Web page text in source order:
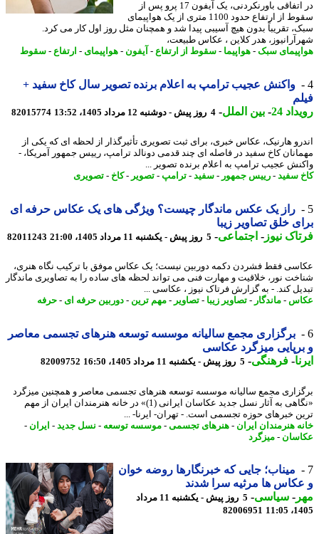
در اتفاقی باورنکردنی، یک آیفون 17 پرو پس از
سقوط از ارتفاع حدود 1100 متری از یک هواپیمای
تقریباً بدون هیچ آسیبی پیدا شد و همچنان مثل روز اول کار می کرد.
هدر کلاین ، عکاس طبیعت،
سبک-هواپیما -سقوط از ارتفاع -آیفون-هواپیمای-ارتفاع -سقوط
واکنش عجیب ترامپ به اعلام برنده تصویر سال کاخ سفید +
24
-بین الملل-4 روز پیش - دوشنبه 12 مرداد 1405، 13:52 82015774
هارنیک، عکاس خبری، برای ثبت تصویری تأثیرگذار از لحظه ای که یکی از
کاخ سفید در فاصله ای چند قدمی دونالد ترامپ، رییس جمهور آمریکا، -
عجیب ترامپ به اعلام برنده تصویر ...
سفید-رییس جمهور-سفید-ترامپ -تصویر-کاخ-تصویری
راز یک عکس ماندگار چیست؟ ویژگی های یک عکاس حرفه ای
خلق تصاویر زیبا
نیوز-اجتماعی-5 روز پیش - یکشنبه 11 مرداد 1405، 21:00 82011243
فقط فشردن دکمه دوربین نیست؛ یک عکاس موفق با ترکیب نگاه هنری،
نور، خلاقیت و مهارت فنی می تواند لحظه های ساده را به تصاویری ماندگار
کند. - به گزارش فرتاک نیوز ، عکاسی ...
-ماندگار-تصاویر زیبا - تصاویر-مهم ترین- دوربین حرفه ای- حرفه
برگزاری مجمع سالیانه موسسه توسعه هنرهای تجسمی معاصر
میزگرد عکاسی
-فرهنگی-5 روز پیش - یکشنبه 11 مرداد 1405، 16:50 82009752
مجمع سالیانه موسسه توسعه هنرهای تجسمی معاصر و همچنین میزگرد
«نگاهی به آثار نسل جدید عکاسان ایرانی (1)» در خانه هنرمندان ایران از مهم
خبرهای حوزه تجسمی است. - تهران- ایرنا- ...
هنرمندان ایران - هنرهای تجسمی-موسسه توسعه-نسل جدید-ایران -
-میزگرد
میناب؛ جایی که خبرنگارها روضه خوان
ها مرثیه سرا شدند
-سیاسی-
5 روز پیش - یکشنبه 11 مرداد
82006951